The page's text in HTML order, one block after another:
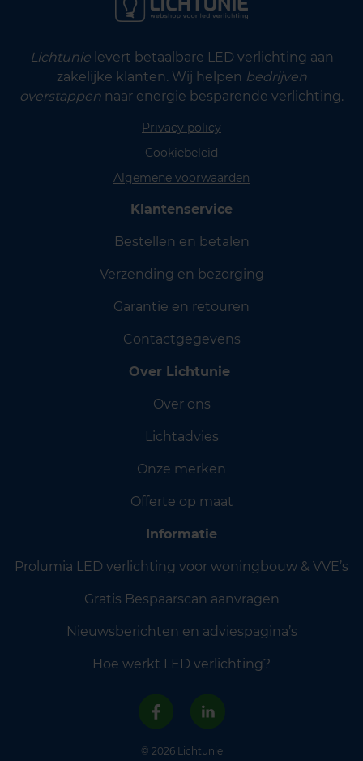
Lichtunielevert betaalbare LED verlichting aan
zakelijke klanten. Wij helpen bedrijven
overstappen naar energie besparende verlichting.
Privacy policy
Cookiebeleid
Algemene voorwaarden
Klantenservice
Bestellen en betalen
Verzending en bezorging
Garantie en retouren
Contactgegevens
Over Lichtunie
Over ons
Lichtadvies
Onze merken
Offerte op maat
Informatie
Prolumia LED verlichting voor woningbouw & VVE’s
Gratis Bespaarscan aanvragen
Nieuwsberichten en adviespagina’s
Hoe werkt LED verlichting?
© 2026 Lichtunie